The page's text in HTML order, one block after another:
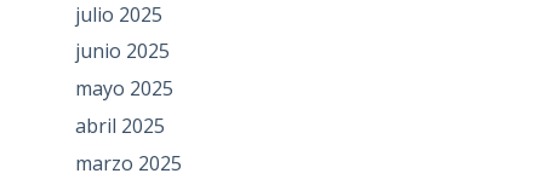
julio 2025
junio 2025
mayo 2025
abril 2025
marzo 2025